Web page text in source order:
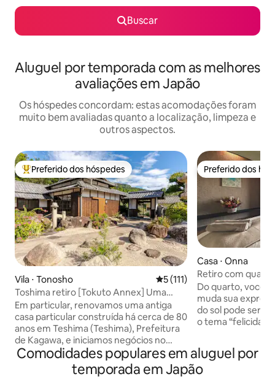
Buscar
Aluguel por temporada com as melhores
avaliações em Japão
Os hóspedes concordam: estas acomodações foram
muito bem avaliadas quanto a localização, limpeza e
outros aspectos.
Entre os melhores preferidos dos hóspedes
Preferido dos hóspedes
Vila ⋅ Tonosho 5 de uma avaliação média
5 (111)
Toshima retiro [Tokuto Annex] Uma
pousada de cura cercada pela natureza
com vista para o mar de uma vila
tranquila
Em particular, renovamos uma antiga
casa particular construída há cerca de 80
anos em Teshima (Teshima), Prefeitura
de Kagawa, e iniciamos negócios no
verão de 2021. Uma casa antiga com um
espaço espaçoso em uma propriedade
espaçosa acima do pitoresco Ishigaki,
Preferido dos
Preferido dos
Casa ⋅ Onna
Retiro com
vista para o mar
Do quarto, você
muda sua
do sol pode ser
o tema
Quinta do Passo
hóspedes,
variedade de
Comodidades populares em aluguel por
temporada em Japão